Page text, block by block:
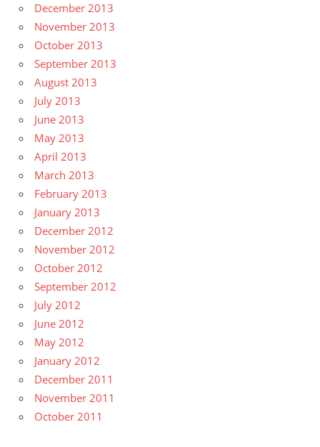
December 2013
November 2013
October 2013
September 2013
August 2013
July 2013
June 2013
May 2013
April 2013
March 2013
February 2013
January 2013
December 2012
November 2012
October 2012
September 2012
July 2012
June 2012
May 2012
January 2012
December 2011
November 2011
October 2011